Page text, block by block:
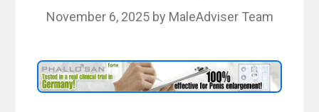
November 6, 2025 by MaleAdviser Team